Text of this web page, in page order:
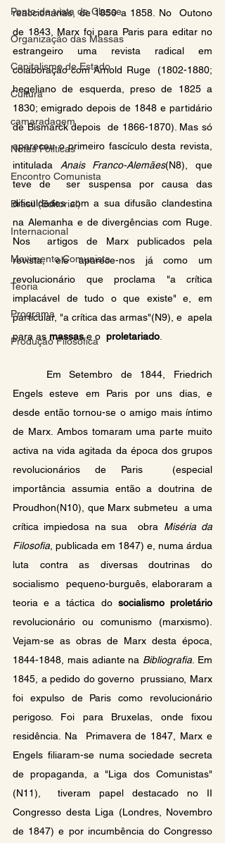
Ponto-de-vista de Classe
Organização das Massas
Capitalismo de Estado
Cultura
camaradagem
Notas Políticas
Encontro Comunista
Brasil (Editorial)
Internacional
Movimento Comunista
Teoria
Programa
Produção Filosófica
reaccionárias, de 1850 a 1858. No  Outono
de 1843, Marx foi para Paris para editar no
estrangeiro uma revista radical em
colaboração com Arnold Ruge  (1802-1880;
hegeliano de esquerda, preso de 1825 a
1830; emigrado depois de 1848 e partidário
de Bismarck depois  de 1866-1870). Mas só
apareceu o primeiro fascículo desta revista,
intitulada Anais Franco-Alemães(N8), que
teve de  ser suspensa por causa das
dificuldades com a sua difusão clandestina
na Alemanha e de divergências com Ruge.
Nos  artigos de Marx publicados pela
revista, ele aparece-nos já como um
revolucionário que proclama "a crítica
implacável de tudo o que existe" e, em
particular, "a crítica das armas"(N9), e  apela
para as massas e o proletariado
Engels esteve em Paris por uns dias, e
desde então tornou-se o amigo mais íntimo
de Marx. Ambos tomaram uma parte muito
activa na vida agitada da época dos grupos
revolucionários de Paris  (especial
importância assumia então a doutrina de
Proudhon(N10), que Marx submeteu  a uma
crítica impiedosa na sua  obra Miséria da
Filosofia , publicada em 1847) e, numa árdua
luta contra as diversas doutrinas do
socialismo  pequeno-burguês, elaboraram a
teoria e a táctica do socialismo proletário
revolucionário ou comunismo (marxismo).
Vejam-se as obras de Marx desta época,
1844-1848, mais adiante na Bibliografia . Em
1845, a pedido do governo  prussiano, Marx
foi expulso de Paris como revolucionário
perigoso. Foi para Bruxelas, onde fixou
residência. Na  Primavera de 1847, Marx e
Engels filiaram-se numa sociedade secreta
de propaganda, a "Liga dos Comunistas"
(N11),  tiveram papel destacado no II
Congresso desta Liga (Londres, Novembro
de 1847) e por incumbência do Congresso